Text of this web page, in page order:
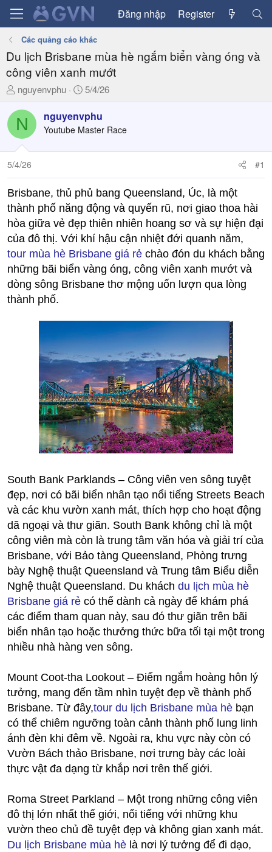
Đăng nhập Register
Các quảng cáo khác
Du lịch Brisbane mùa hè ngắm biển vàng óng và
công viên xanh mướt
T
r
e
a
d
s
t
a
r
e
r
nguyenvphu
N
à
y
ử
5/4/26
N nguyenvphu
Youtube Master Race
5/4/26 #1
Brisbane, thủ phủ bang Queensland, Úc, là một
thành phố năng động và quyến rũ, nơi giao thoa hài
hòa giữa vẻ đẹp thiên nhiên hoang sơ và sự hiện đại
của đô thị. Với khí hậu cận nhiệt đới quanh năm,
tour mùa hè Brisbane giá rẻ chào đón du khách bằng
những bãi biển vàng óng, công viên xanh mướt và
dòng sông Brisbane thơ mộng uốn lượn qua lòng
thành phố.
South Bank Parklands – Công viên ven sông tuyệt
đẹp, nơi có bãi biển nhân tạo nổi tiếng Streets Beach
và các khu vườn xanh mát, thích hợp cho hoạt động
dã ngoại và thư giãn. South Bank không chỉ là một
công viên mà còn là trung tâm văn hóa và giải trí của
Brisbane, với Bảo tàng Queensland, Phòng trưng
bày Nghệ thuật Queensland và Trung tâm Biểu diễn
Nghệ thuật Queensland. Du khách du lịch mùa hè
Brisbane giá rẻ có thể dành cả ngày để khám phá
các điểm tham quan này, sau đó thư giãn trên bãi
biển nhân tạo hoặc thưởng thức bữa tối tại một trong
nhiều nhà hàng ven sông.
Mount Coot-tha Lookout – Điểm ngắm hoàng hôn lý
tưởng, mang đến tầm nhìn tuyệt đẹp về thành phố
Brisbane. Từ đây,tour du lịch Brisbane mùa hè bạn
có thể chiêm ngưỡng toàn cảnh thành phố lung linh
ánh đèn khi đêm về. Ngoài ra, khu vực này còn có
Vườn Bách thảo Brisbane, nơi trưng bày các loài
thực vật đa dạng từ khắp nơi trên thế giới.
Roma Street Parkland – Một trong những công viên
đô thị lớn nhất thế giới, nổi tiếng với những khu
vườn theo chủ đề tuyệt đẹp và không gian xanh mát.
Du lịch Brisbane mùa hè là nơi lý tưởng để đi dạo,